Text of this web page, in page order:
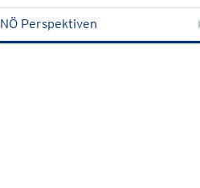
NÖ Perspektiven